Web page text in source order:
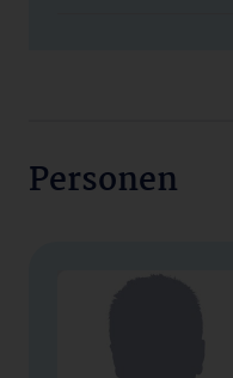
Personen